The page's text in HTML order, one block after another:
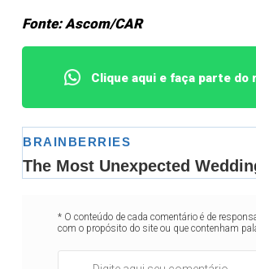
Fonte: Ascom/CAR
Clique aqui e faça parte do
* O conteúdo de cada comentário é de
com o propósito do site ou que contenham